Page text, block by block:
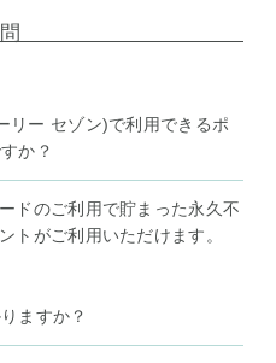
リー セゾン)で利用できるポ
か？
ドのご利用で貯まった永久不
トがご利用いただけます。
ますか？